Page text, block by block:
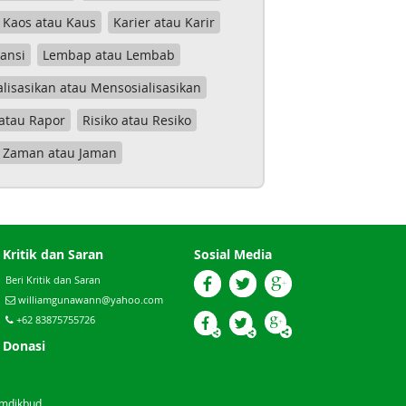
Kaos atau Kaus
Karier atau Karir
Lembap atau Lembab
atau Mensosialisasikan
Rapor
Risiko atau Resiko
Zaman atau Jaman
Kritik dan Saran
Beri Kritik dan Saran
williamgunawann@yahoo.com
+62 83875755726
Donasi
Sosial Media